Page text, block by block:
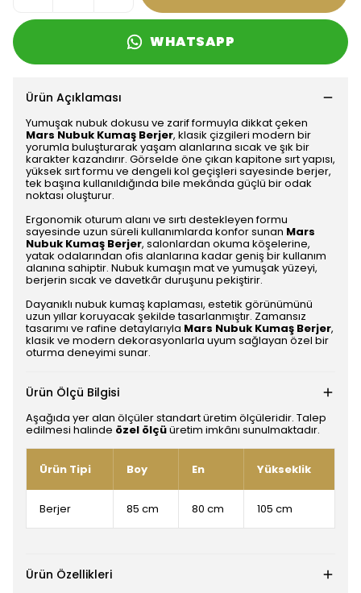
WHATSAPP
Ürün Açıklaması
Yumuşak nubuk dokusu ve zarif formuyla dikkat çeken
Mars Nubuk Kumaş Berjer, klasik çizgileri modern bir
yorumla buluşturarak yaşam alanlarına sıcak ve şık bir
karakter kazandırır. Görselde öne çıkan kapitone sırt yapısı,
yüksek sırt formu ve dengeli kol geçişleri sayesinde berjer,
tek başına kullanıldığında bile mekânda güçlü bir odak
noktası oluşturur.
Ergonomik oturum alanı ve sırtı destekleyen formu
sayesinde uzun süreli kullanımlarda konfor sunan Mars
Nubuk Kumaş Berjer, salonlardan okuma köşelerine,
yatak odalarından ofis alanlarına kadar geniş bir kullanım
alanına sahiptir. Nubuk kumaşın mat ve yumuşak yüzeyi,
berjerin sıcak ve davetkâr duruşunu pekiştirir.
Dayanıklı nubuk kumaş kaplaması, estetik görünümünü
uzun yıllar koruyacak şekilde tasarlanmıştır. Zamansız
tasarımı ve rafine detaylarıyla Mars Nubuk Kumaş Berjer,
klasik ve modern dekorasyonlarla uyum sağlayan özel bir
oturma deneyimi sunar.
Ürün Ölçü Bilgisi
Aşağıda yer alan ölçüler standart üretim ölçüleridir. Talep
edilmesi halinde özel ölçüüretim imkânı sunulmaktadır.
Ürün Tipi Boy En Yükseklik
Berjer 85 cm 80 cm 105 cm
Ürün Özellikleri